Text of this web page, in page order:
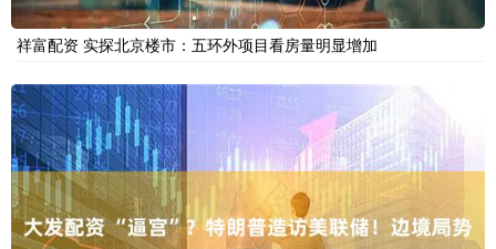
祥富配资 实探北京楼市：五环外项目看房量明显增加